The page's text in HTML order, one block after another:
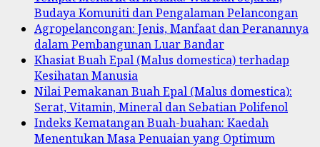
Budaya Komuniti dan Pengalaman Pelancongan
Agropelancongan: Jenis, Manfaat dan Peranannya
dalam Pembangunan Luar Bandar
Khasiat Buah Epal (Malus domestica) terhadap
Kesihatan Manusia
Nilai Pemakanan Buah Epal (Malus domestica):
Serat, Vitamin, Mineral dan Sebatian Polifenol
Indeks Kematangan Buah-buahan: Kaedah
Menentukan Masa Penuaian yang Optimum